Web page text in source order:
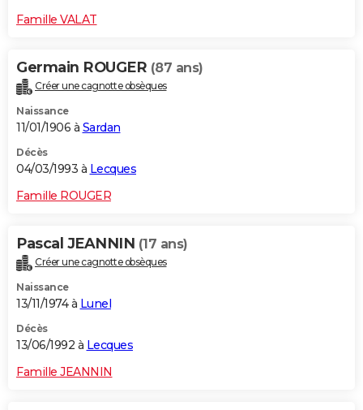
Famille VALAT
Germain ROUGER (87 ans)
Créer une cagnotte obsèques
Naissance
11/01/1906 à Sardan
Décès
04/03/1993 à Lecques
Famille ROUGER
Pascal JEANNIN (17 ans)
Créer une cagnotte obsèques
Naissance
13/11/1974 à Lunel
Décès
13/06/1992 à Lecques
Famille JEANNIN